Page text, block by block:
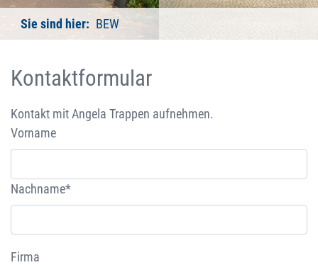
Sie sind hier: BEW
Kontaktformular
Kontakt mit Angela Trappen aufnehmen.
Vorname
Nachname*
Firma